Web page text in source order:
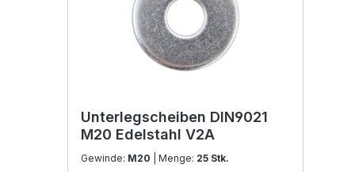
Unterlegscheiben DIN9021
M20 Edelstahl V2A
Gewinde: M20 | Menge: 25 Stk.